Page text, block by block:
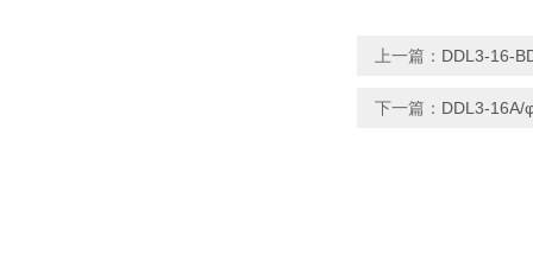
上一篇： DDL3-16-
下一篇： DDL3-16A/